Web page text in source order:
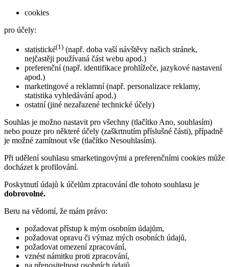
cookies
pro účely:
statistické(1) (např. doba vaší návštěvy našich stránek,
nejčastěji používaná část webu apod.)
preferenční (např. identifikace prohlížeče, jazykové nastavení
apod.)
marketingové a reklamní (např. personalizace reklamy,
statistika vyhledávání apod.)
ostatní (jiné nezařazené technické účely)
Souhlas je možno nastavit pro všechny (tlačítko Ano, souhlasím)
nebo pouze pro některé účely (zaškrtnutím příslušné části), případně
je možné zamítnout vše (tlačítko Nesouhlasím).
Při udělení souhlasu smarketingovými a preferenčními cookies může
docházet k profilování.
Poskytnutí údajů k účelům zpracování dle tohoto souhlasu je
dobrovolné.
Beru na vědomí, že mám právo:
požadovat přístup k mým osobním údajům,
požadovat opravu či výmaz mých osobních údajů,
požadovat omezení zpracování,
vznést námitku proti zpracování,